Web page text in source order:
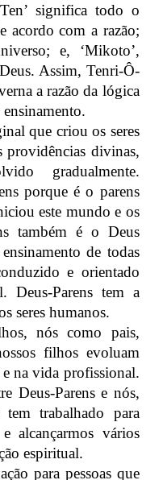
significa todo o
acordo com a razão;
e, ‘Mikoto’,
Assim, Tenri-Ô-
a razão da lógica
que criou os seres
providências divinas,
gradualmente.
porque é o parens
este mundo e os
também é o Deus
de todas
e orientado
Deus-Parens tem a
seres humanos.
nós como pais,
filhos evoluam
na vida profissional.
Deus-Parens e nós,
trabalhado para
alcançarmos vários
espiritual.
para pessoas que